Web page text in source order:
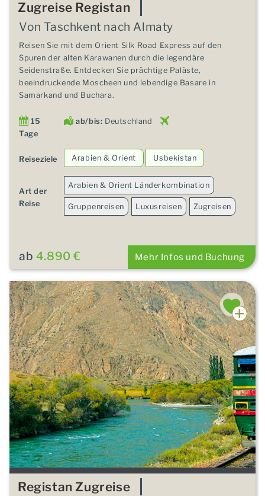
Zugreise Registan
Von Taschkent nach Almaty
Reisen Sie mit dem Orient Silk Road Express auf den
Spuren der alten Karawanen durch die legendäre
Seidenstraße. Entdecken Sie prächtige Paläste,
beeindruckende Moscheen und lebendige Basare in
Samarkand und Buchara.
15
Tage
ab/bis: Deutschland
Reiseziele Arabien & Orient Usbekistan
Art der
Reise
Arabien & Orient Länderkombination
Gruppenreisen Luxusreisen Zugreisen
ab 4.890 € Mehr Infos und Buchung
Registan Zugreise